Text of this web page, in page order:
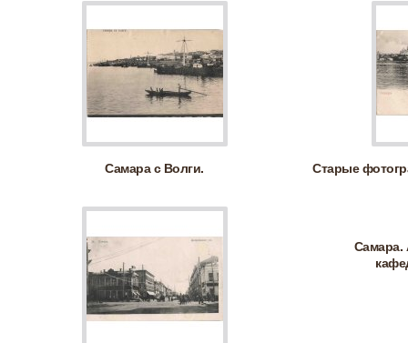
Самара с Волги. Старые
Самара.